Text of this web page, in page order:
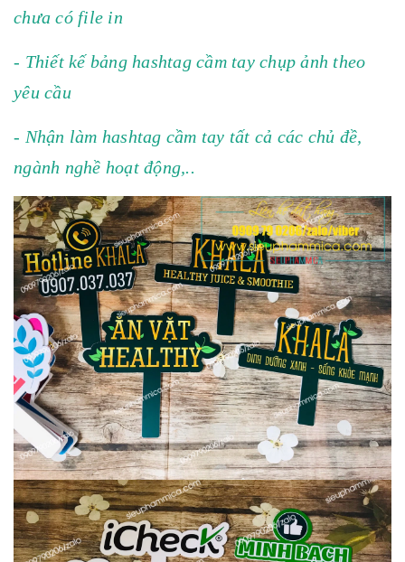
chưa có file in
- Thiết kế bảng hashtag cầm tay chụp ảnh theo
yêu cầu
- Nhận làm hashtag cầm tay tất cả các chủ đề,
ngành nghề hoạt động,..